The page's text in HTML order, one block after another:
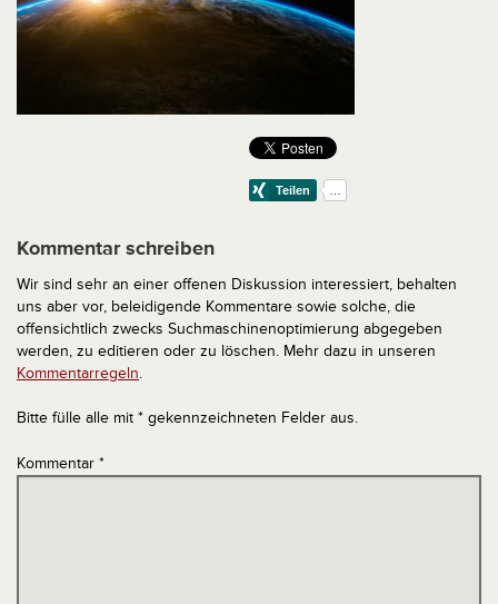
Kommentar schreiben
Wir sind sehr an einer offenen Diskussion interessiert, behalten
uns aber vor, beleidigende Kommentare sowie solche, die
offensichtlich zwecks Suchmaschinenoptimierung abgegeben
werden, zu editieren oder zu löschen. Mehr dazu in unseren
Kommentarregeln.
Bitte fülle alle mit * gekennzeichneten Felder aus.
Kommentar *